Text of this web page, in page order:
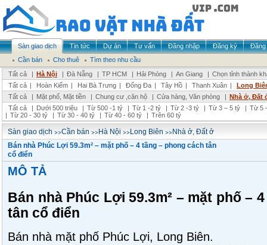
Sàn giao dịch Tin tức Dự án Tư vấn Đăng nhập Đăng ký
Đăng
Cần bán
Cho thuê
Tìm theo nhu cầu
Tất cả
| Hà Nội | Đà Nẵng | TP HCM | Hải Phòng | An Giang | Chọn tỉnh thành
Tất cả | Hoàn Kiếm | Hai Bà Trưng | Đống Đa | Tây Hồ | Thanh Xuân |
Long
Tất cả
| Mặt phố, Mặt tiền | Chung cư ,căn hộ | Cửa hàng, Văn phòng | Nhà ở, Đất
Tất cả
| Dưới 500 triệu | Từ 500 -1 tỷ | Từ 1 -2 tỷ | Từ 2 -3 tỷ | Từ 3 – 5 tỷ | Từ 5
| Từ 20 - 30 tỷ | Từ 30 - 40 tỷ | Từ 40 - 60 tỷ | Trên 60 tỷ
Sàn giao dịch >>Cần bán >>Hà Nội >>Long Biên >>Nhà ở, Đất ở
Bán nhà Phúc Lợi 59.3m² – mặt phố – 4 tầng – phong cách tân
cổ điển
MÔ TẢ
Bán nhà Phúc Lợi 59.3m² – mặt phố –
tân cổ điển
Bán nhà mặt phố Phúc Lợi, Long Biên.